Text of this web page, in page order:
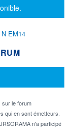
EM14
sur le forum
qui en sont émetteurs.
n'a participé